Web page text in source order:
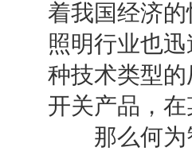
着我国经济
照明行业也
种技术类型
开关产品，
那么何为智